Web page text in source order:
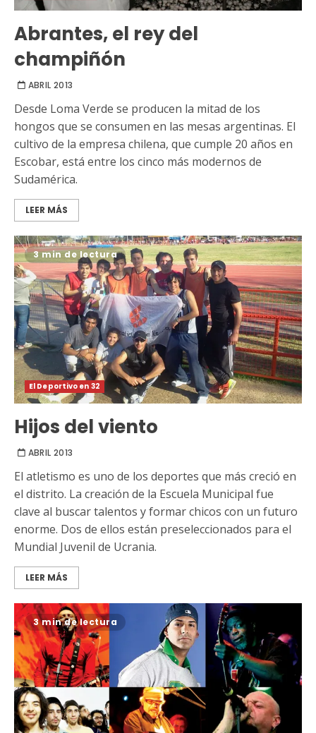
Abrantes, el rey del
champiñón
ABRIL 2013
Desde Loma Verde se producen la mitad de los
hongos que se consumen en las mesas argentinas. El
cultivo de la empresa chilena, que cumple 20 años en
Escobar, está entre los cinco más modernos de
Sudamérica.
LEER MÁS
3 min de lectura
El Deportivo en 32
Hijos del viento
ABRIL 2013
El atletismo es uno de los deportes que más creció en
el distrito. La creación de la Escuela Municipal fue
clave al buscar talentos y formar chicos con un futuro
enorme. Dos de ellos están preseleccionados para el
Mundial Juvenil de Ucrania.
LEER MÁS
3 min de lectura